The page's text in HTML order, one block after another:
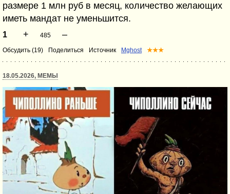
размере 1 млн руб в месяц, количество желающих
иметь мандат не уменьшится.
1 + 485 –
Обсудить (19) Поделиться Источник Mghost ★★★
18.05.2026, МЕМЫ